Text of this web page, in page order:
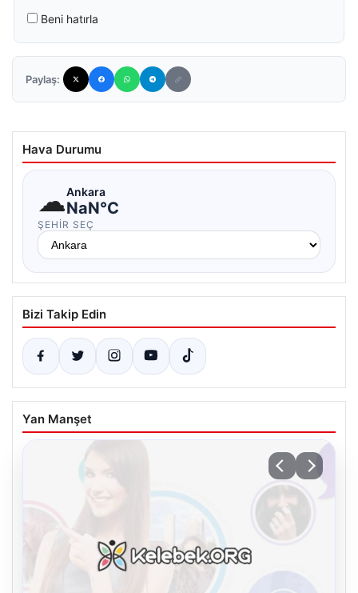
Beni hatırla
Paylaş:
Hava Durumu
☁Ankara
NaN°C
ŞEHIR SEÇ
Bizi Takip Edin
Yan Manşet